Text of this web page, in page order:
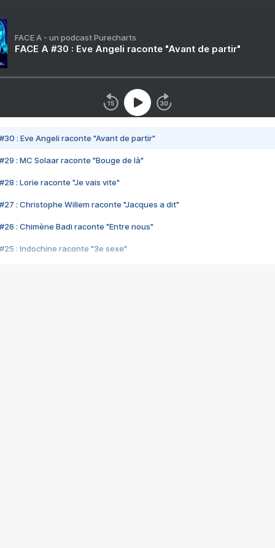
FACE A - un podcast Purecharts
FACE A #30 : Eve Angeli raconte "Avant de partir"
#30 : Eve Angeli raconte "Avant de partir"
#29 : MC Solaar raconte "Bouge de là"
#28 : Lorie raconte "Je vais vite"
#27 : Christophe Willem raconte "Jacques a dit"
#26 : Chimène Badi raconte "Entre nous"
#25 : Indochine raconte "3e sexe"